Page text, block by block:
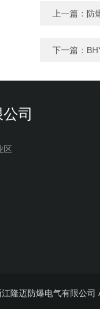
上一篇： 防
下一篇：
司
区
江隆迈防爆电气有限